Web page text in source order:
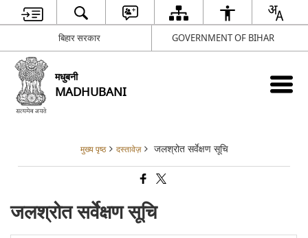
बिहार सरकार GOVERNMENT OF BIHAR
मधुबनी
MADHUBANI
मुख्य पृष्ठ दस्तावेज़ जलश्रोत सर्वेक्षण सूचि
जलश्रोत सर्वेक्षण सूचि